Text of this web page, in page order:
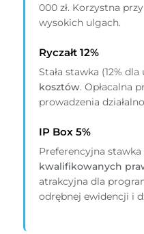
000 zł. Korzystna
wysokich ulgach.
Ryczałt 12%
Stała stawka (12% dla
kosztów. Opłacalna
prowadzenia
IP Box 5%
Preferencyjna
kwalifikowanych
atrakcyjna dla
odrębnej ewidencji i